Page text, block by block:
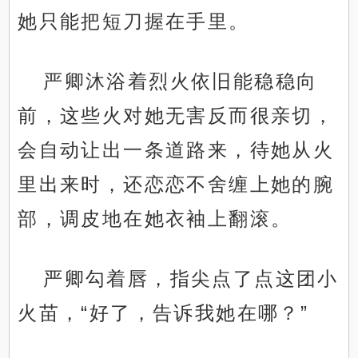
她只能把短刀握在手里。
严卿沐浴着烈火依旧能稳稳向
前，这些火对她无害反而很亲切，
会自动让出一条道路来，待她从火
里出来时，还恋恋不舍缠上她的腕
部，调皮地在她衣袖上翻滚。
严卿勾着唇，指尖点了点这团小
火苗，“好了，告诉我她在哪？”